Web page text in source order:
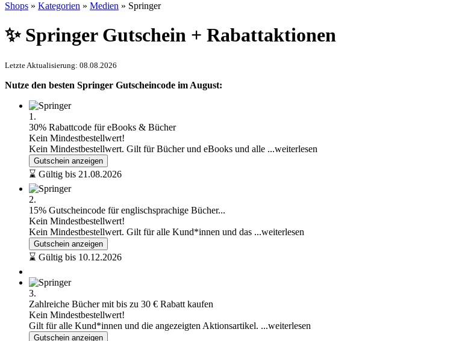
Shops » Kategorien » Medien » Springer
✨ Springer Gutschein + Rabattaktionen
Letzte Aktualisierung: 08.08.2026
Nutze den besten Springer Gutscheincode im August:
1.
30% Rabattcode für eBooks & Bücher
Kein Mindestbestellwert!
Kein Mindestbestellwert. Gilt für Bücher und eBooks und alle ...weiterlesen
Gutschein anzeigen
⌛ Gültig bis 21.08.2026
2.
15% Gutscheincode für englischsprachige Bücher...
Kein Mindestbestellwert!
Kein Mindestbestellwert. Gilt für alle Kund*innen und das ...weiterlesen
Gutschein anzeigen
⌛ Gültig bis 10.12.2026
3.
Zahlreiche Bücher mit bis zu 30 € Rabatt kaufen
Kein Mindestbestellwert!
Gilt für alle Kund*innen und die angezeigten Aktionsartikel. ...weiterlesen
Gutschein anzeigen